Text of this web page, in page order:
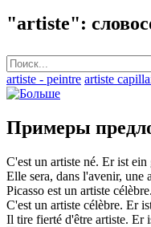
"artiste":
artiste - peintre artiste
Примеры
C'est un artiste né. Er ist ein
Elle sera, dans l'avenir, une
Picasso est un artiste célèbre.
C'est un artiste célèbre. Er
Il tire fierté d'être artiste. Er